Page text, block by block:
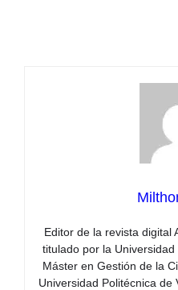
Editor de la revista digital
titulado por la
Máster en Gestión de la
Universidad Politécnica de